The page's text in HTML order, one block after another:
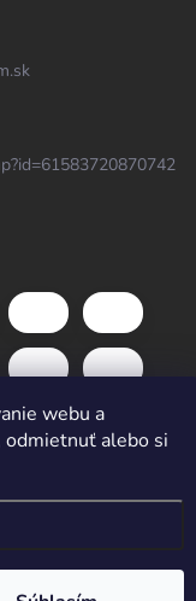
webu a
odmietnuť alebo si